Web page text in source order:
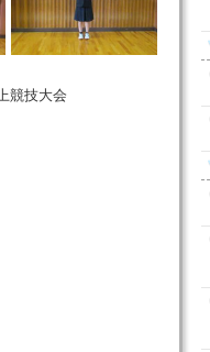
競技大会